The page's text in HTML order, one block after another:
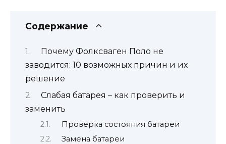
Содержание
Почему Фолксваген Поло не
заводится: 10 возможных причин и их
решение
Слабая батарея – как проверить и
заменить
Проверка состояния батареи
Замена батареи